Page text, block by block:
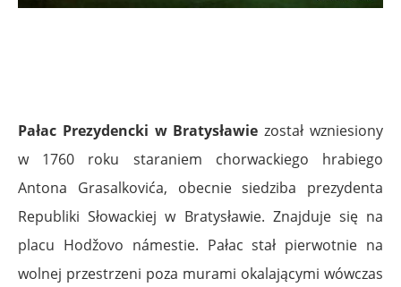
Pałac Prezydencki w Bratysławiezostał wzniesiony
w 1760 roku staraniem chorwackiego hrabiego
Antona Grasalkovića, obecnie siedziba prezydenta
Republiki Słowackiej w Bratysławie. Znajduje się na
placu Hodžovo námestie. Pałac stał pierwotnie na
wolnej przestrzeni poza murami okalającymi wówczas